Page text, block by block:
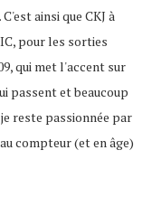
ainsi que CKJ à
pour les sorties
qui met l'accent sur
passent et beaucoup
reste passionnée par
compteur (et en âge)